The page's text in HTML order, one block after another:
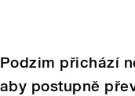
Podzim přichází
aby postupně